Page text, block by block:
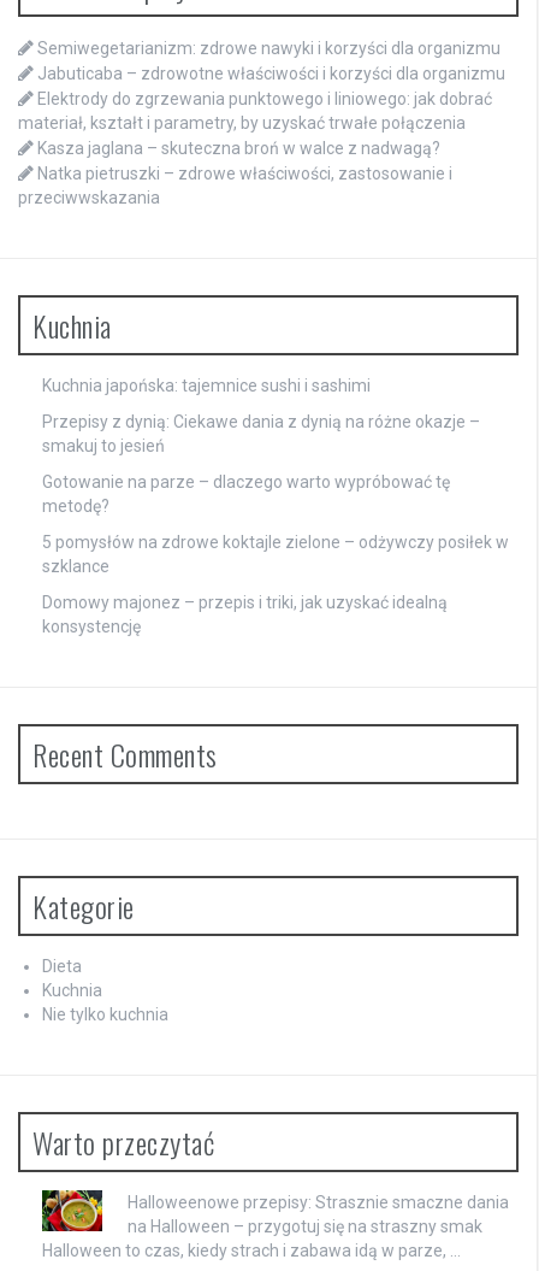
Semiwegetarianizm: zdrowe nawyki i korzyści dla organizmu
Jabuticaba – zdrowotne właściwości i korzyści dla organizmu
Elektrody do zgrzewania punktowego i liniowego: jak dobrać
materiał, kształt i parametry, by uzyskać trwałe połączenia
Kasza jaglana – skuteczna broń w walce z nadwagą?
Natka pietruszki – zdrowe właściwości, zastosowanie i
przeciwwskazania
Kuchnia
Kuchnia japońska: tajemnice sushi i sashimi
Przepisy z dynią: Ciekawe dania z dynią na różne okazje –
smakuj to jesień
Gotowanie na parze – dlaczego warto wypróbować tę
metodę?
5 pomysłów na zdrowe koktajle zielone – odżywczy posiłek w
szklance
Domowy majonez – przepis i triki, jak uzyskać idealną
konsystencję
Recent Comments
Kategorie
Dieta
Kuchnia
Nie tylko kuchnia
Warto przeczytać
Halloweenowe przepisy: Strasznie smaczne dania
na Halloween – przygotuj się na straszny smak
Halloween to czas, kiedy strach i zabawa idą w parze, …